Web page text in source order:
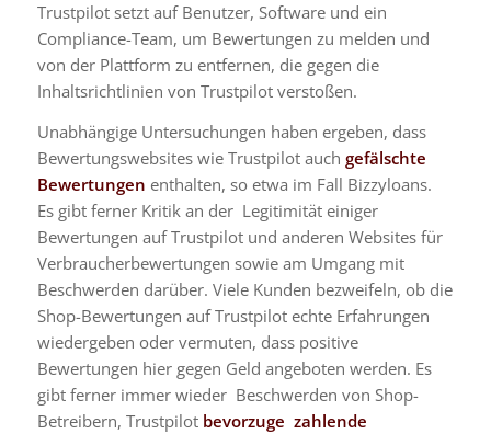
Trustpilot setzt auf Benutzer, Software und ein
Compliance-Team, um Bewertungen zu melden und
von der Plattform zu entfernen, die gegen die
Inhaltsrichtlinien von Trustpilot verstoßen.
Unabhängige Untersuchungen haben ergeben, dass
Bewertungswebsites wie Trustpilot auch gefälschte
Bewertungen enthalten, so etwa im Fall Bizzyloans.
Es gibt ferner Kritik an der Legitimität einiger
Bewertungen auf Trustpilot und anderen Websites für
Verbraucherbewertungen sowie am Umgang mit
Beschwerden darüber. Viele Kunden bezweifeln, ob die
Shop-Bewertungen auf Trustpilot echte Erfahrungen
wiedergeben oder vermuten, dass positive
Bewertungen hier gegen Geld angeboten werden. Es
gibt ferner immer wieder Beschwerden von Shop-
Betreibern, Trustpilot bevorzuge zahlende